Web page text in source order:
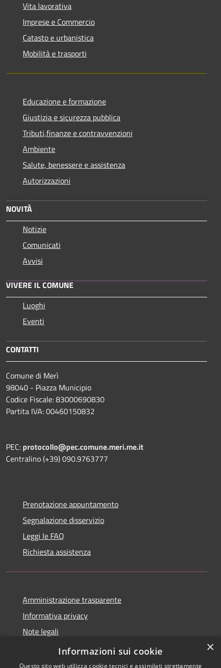
Vita lavorativa
Imprese e Commercio
Catasto e urbanistica
Mobilità e trasporti
Educazione e formazione
Giustizia e sicurezza pubblica
Tributi,finanze e contravvenzioni
Ambiente
Salute, benessere e assistenza
Autorizzazioni
NOVITÀ
Notizie
Comunicati
Avvisi
VIVERE IL COMUNE
Luoghi
Eventi
CONTATTI
Comune di Merì
98040 - Piazza Municipio
Codice Fiscale: 83000690830
Partita IVA: 00460150832
PEC: protocollo@pec.comune.meri.me.it
Centralino (+39) 090.9763777
Prenotazione appuntamento
Segnalazione disservizio
Leggi le FAQ
Richiesta assistenza
Amministrazione trasparente
Informativa privacy
Note legali
Dichiarazione di accessibilità
×
Informazioni sui cookie
Questo sito web utilizza cookie tecnici e assimilati strettamente